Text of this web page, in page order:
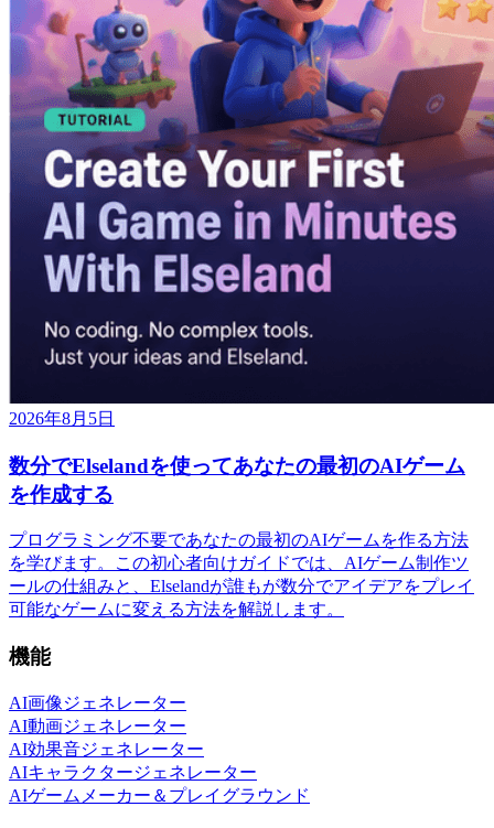
2026年8月5日
数分でElselandを使ってあなたの最初のAIゲーム
を作成する
プログラミング不要であなたの最初のAIゲームを作る方法
を学びます。この初心者向けガイドでは、AIゲーム制作ツ
ールの仕組みと、Elselandが誰もが数分でアイデアをプレイ
可能なゲームに変える方法を解説します。
機能
AI画像ジェネレーター
AI動画ジェネレーター
AI効果音ジェネレーター
AIキャラクタージェネレーター
AIゲームメーカー＆プレイグラウンド